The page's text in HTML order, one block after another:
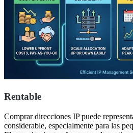
Rentable
Comprar direcciones IP puede
considerable, especialmente para las